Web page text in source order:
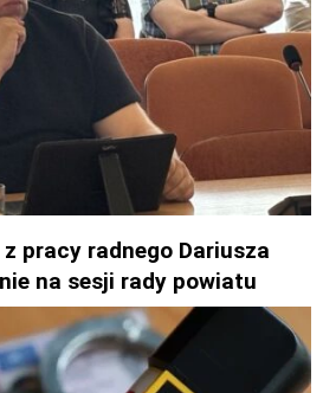
pracy radnego Dariusza
na sesji rady powiatu